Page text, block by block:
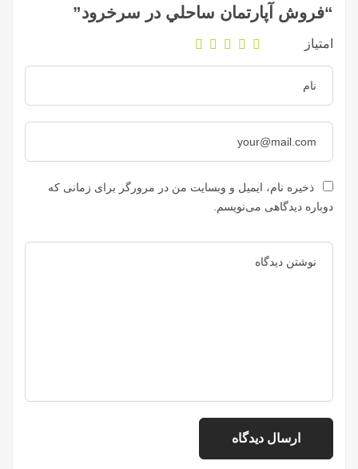
“فروش آپارتمان ساحلي در سرخرود”
امتیاز
ذخیره نام، ایمیل و وبسایت من در مرورگر برای زمانی که
دوباره دیدگاهی می‌نویسم.